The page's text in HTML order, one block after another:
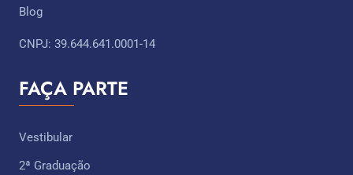
Blog
CNPJ: 39.644.641.0001-14
FAÇA PARTE
Vestibular
2ª Graduação